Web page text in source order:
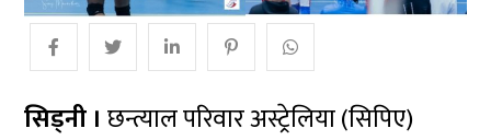
सिड्नी । छन्त्याल परिवार अस्ट्रेलिया (सिपिए)